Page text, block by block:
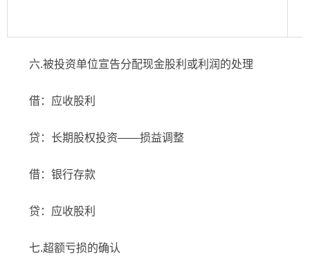
六.被投资单位宣告分配现金股利或利润的处理
借：应收股利
贷：长期股权投资——损益调整
借：银行存款
贷：应收股利
七.超额亏损的确认